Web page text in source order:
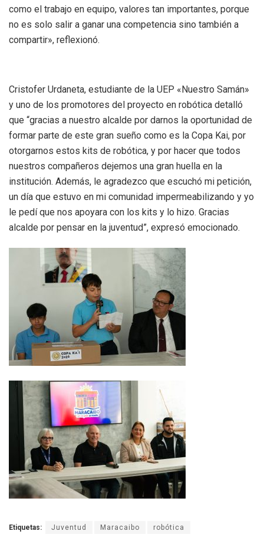
como el trabajo en equipo, valores tan importantes, porque
no es solo salir a ganar una competencia sino también a
compartir», reflexionó.
Cristofer Urdaneta, estudiante de la UEP «Nuestro Samán»
y uno de los promotores del proyecto en robótica detalló
que “gracias a nuestro alcalde por darnos la oportunidad de
formar parte de este gran sueño como es la Copa Kai, por
otorgarnos estos kits de robótica, y por hacer que todos
nuestros compañeros dejemos una gran huella en la
institución. Además, le agradezco que escuchó mi petición,
un día que estuvo en mi comunidad impermeabilizando y yo
le pedí que nos apoyara con los kits y lo hizo. Gracias
alcalde por pensar en la juventud”, expresó emocionado.
Etiquetas: Juventud Maracaibo robótica